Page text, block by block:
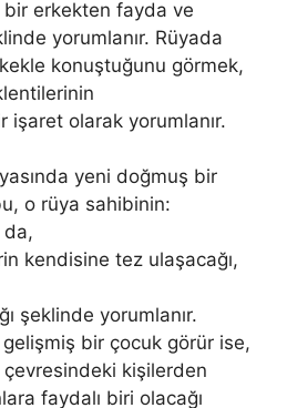
erkekten fayda ve
yorumlanır. Rüyada
konuştuğunu görmek,
işaret olarak yo­rumlanır.
yeni doğmuş bir
o rüya sahibinin:
da,
kendisine tez ulaşacağı,
şeklinde yorumlanır.
bir çocuk görür ise,
kişilerden
faydalı biri olacağı